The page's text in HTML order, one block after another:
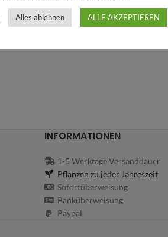
INFORMATIONEN
1-5 Werktage Versanddauer
Pflanzen zu jeder Jahreszeit
Sofortüberweisung
Banküberweisung
Paypal
Alles ablehnen ALLE AKZEPTIEREN